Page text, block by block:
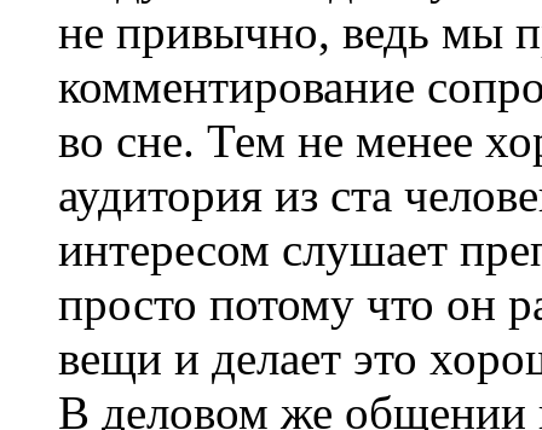
не привычно, ведь мы
комментирование
во сне. Тем не менее
аудитория из ста
интересом слушает
просто потому что он
вещи и делает это
В деловом же общении